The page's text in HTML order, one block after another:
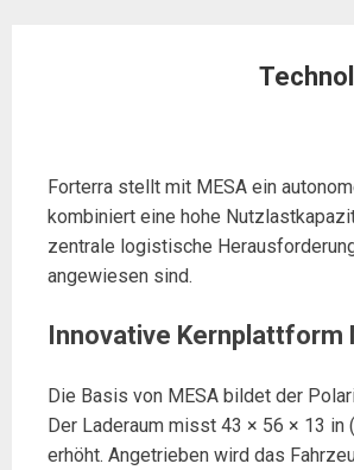
Forterra stellt mit MESA ein
kombiniert eine hohe
zentrale logistische
angewiesen sind.
Innovative Kernplattform
Die Basis von MESA bildet der
Der Laderaum misst 43 × 56 × 13
erhöht. Angetrieben wird das